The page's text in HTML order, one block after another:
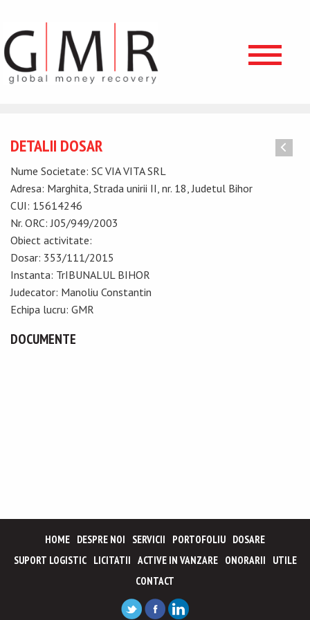
DETALII DOSAR
Nume Societate: SC VIA VITA SRL
Adresa: Marghita, Strada unirii II, nr. 18, Judetul Bihor
CUI: 15614246
Nr. ORC: J05/949/2003
Obiect activitate:
Dosar: 353/111/2015
Instanta: TrIBUNALUL BIHOR
Judecator: Manoliu Constantin
Echipa lucru: GMR
DOCUMENTE
HOME DESPRE NOI SERVICII PORTOFOLIU DOSARE
SUPORT LOGISTIC
LICITATII ACTIVE IN VANZARE ONORARII
UTILE
CONTACT